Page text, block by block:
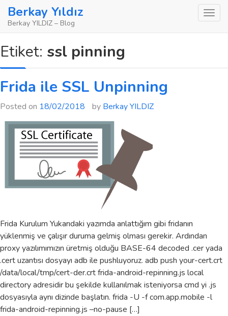
SkipBerkay Yıldız
Berkay YILDIZ – Blog
Etiket: ssl pinning
Frida ile SSL Unpinning
Posted on 18/02/2018 by Berkay YILDIZ
Frida Kurulum Yukarıdaki yazımda anlattığım gibi fridanın
yüklenmiş ve çalışır duruma gelmiş olması gerekir. Ardından
proxy yazılımımızın üretmiş olduğu BASE-64 decoded .cer yada
.cert uzantısı dosyayı adb ile pushluyoruz. adb push your-cert.crt
/data/local/tmp/cert-der.crt frida-android-repinning.js local
directory adresidir bu şekilde kullanılmak isteniyorsa cmd yi .js
dosyasıyla aynı dizinde başlatın. frida -U -f com.app.mobile -l
frida-android-repinning.js –no-pause […]